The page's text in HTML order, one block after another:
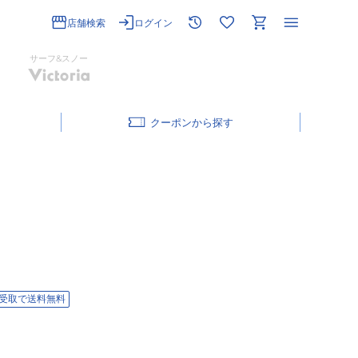
店舗検索 ログイン
サーフ&スノー
クーポン
取で送料無料